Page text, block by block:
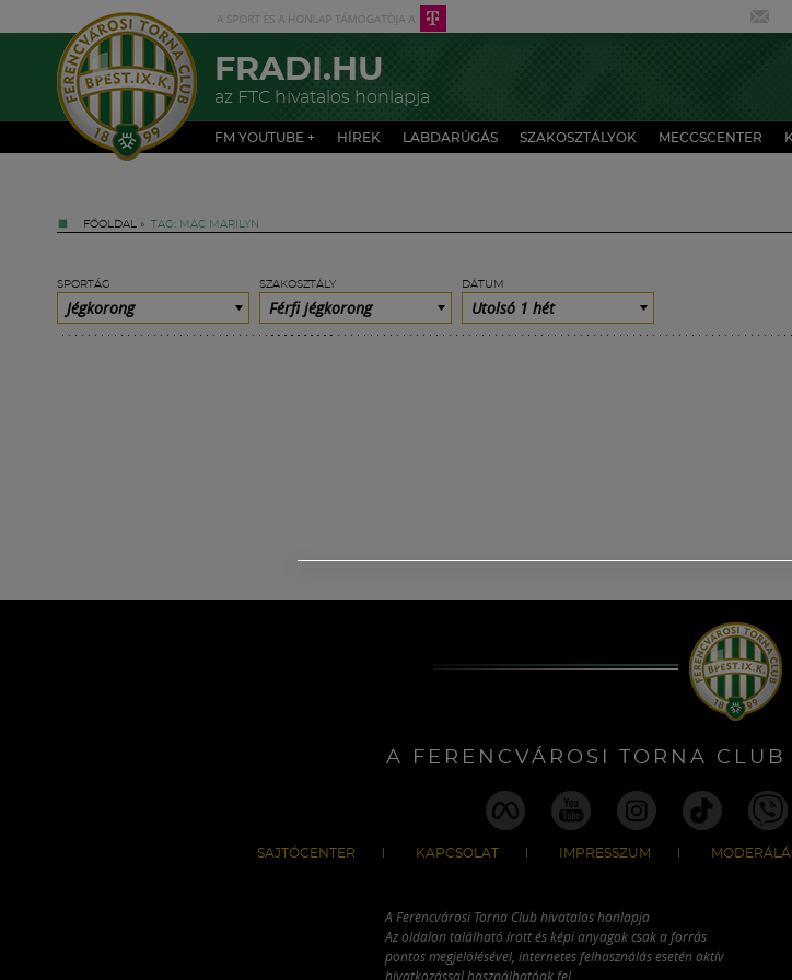
FRADI.HU
az FTC hivatalos honlapja
FM YOUTUBE + HÍREK LABDARÚGÁS SZAKOSZTÁLYOK MECCSCENTER
FŐOLDAL » TAG: MAC MARILYN
SPORTÁG
Jégkorong
SZAKOSZTÁLY
Férfi jégkorong
DÁTUM
Utolsó 1 hét
A FERENCVÁROSI TORNA
SAJTÓCENTER KAPCSOLAT IMPRESSZUM
A Ferencvárosi Torna Club hivatalos honlapja
Az oldalon található írott és képi anyagok csak a forrás
pontos megjelölésével, internetes felhasználás esetén aktív
hivatkozással használhatóak fel.